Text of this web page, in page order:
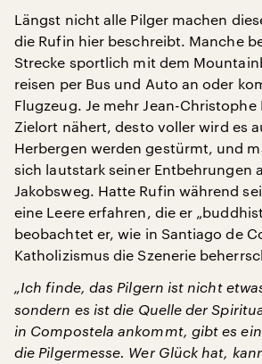
Längst nicht alle Pilger machen
die Rufin hier beschreibt. Manche
Strecke sportlich mit dem
reisen per Bus und Auto an oder
Flugzeug. Je mehr Jean-Christophe
Zielort nähert, desto voller wird es
Herbergen werden gestürmt, und
sich lautstark seiner Entbehrungen
Jakobsweg. Hatte Rufin während
eine Leere erfahren, die er
beobachtet er, wie in Santiago de
Katholizismus die Szenerie
„Ich finde, das Pilgern ist nicht
sondern es ist die Quelle der
in Compostela ankommt, gibt es
die Pilgermesse. Wer Glück hat,